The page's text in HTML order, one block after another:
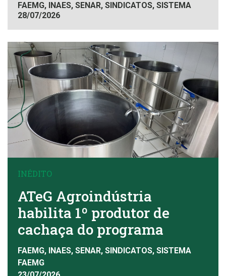
FAEMG, INAES, SENAR, SINDICATOS, SISTEMA
FAEMG
28/07/2026
INÉDITO
ATeG Agroindústria
habilita 1º produtor de
cachaça do programa
FAEMG, INAES, SENAR, SINDICATOS, SISTEMA
FAEMG